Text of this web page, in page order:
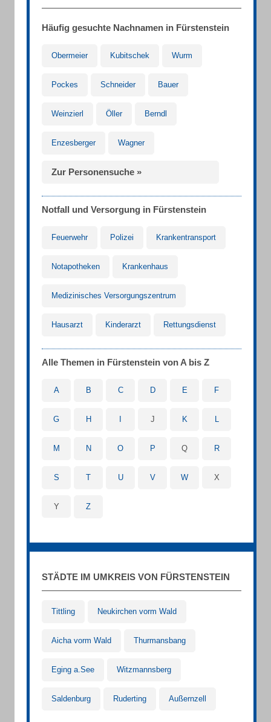
Häufig gesuchte Nachnamen in Fürstenstein
Obermeier Kubitschek Wurm
Pockes Schneider Bauer
Weinzierl Öller Berndl
Enzesberger Wagner
Zur Personensuche »
Notfall und Versorgung in Fürstenstein
Feuerwehr Polizei Krankentransport
Notapotheken Krankenhaus
Medizinisches Versorgungszentrum
Hausarzt Kinderarzt Rettungsdienst
Alle Themen in Fürstenstein von A bis Z
A B C D E F
G H J K L
M N O P Q R
S T U V W X
Y Z
STÄDTE IM UMKREIS VON FÜRSTENSTEIN
Tittling Neukirchen vorm Wald
Aicha vorm Wald Thurmansbang
Eging a.See Witzmannsberg
Saldenburg Ruderting Außernzell